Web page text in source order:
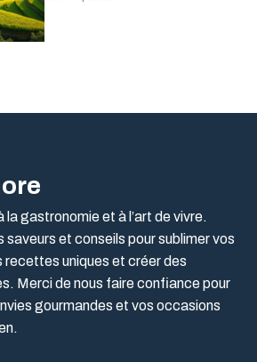
la gastronomie et à l’art de vivre.
saveurs et conseils pour sublimer vos
recettes uniques et créer des
Merci de nous faire confiance pour
gourmandes et vos occasions